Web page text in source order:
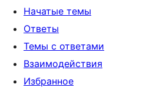
Начатые темы
Ответы
Темы с ответами
Взаимодействия
Избранное